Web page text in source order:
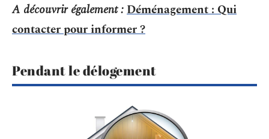
A découvrir également :Déménagement : Qui
contacter pour informer ?
Pendant le délogement